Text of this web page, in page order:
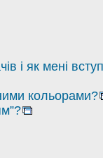
і як мені
кольорами?